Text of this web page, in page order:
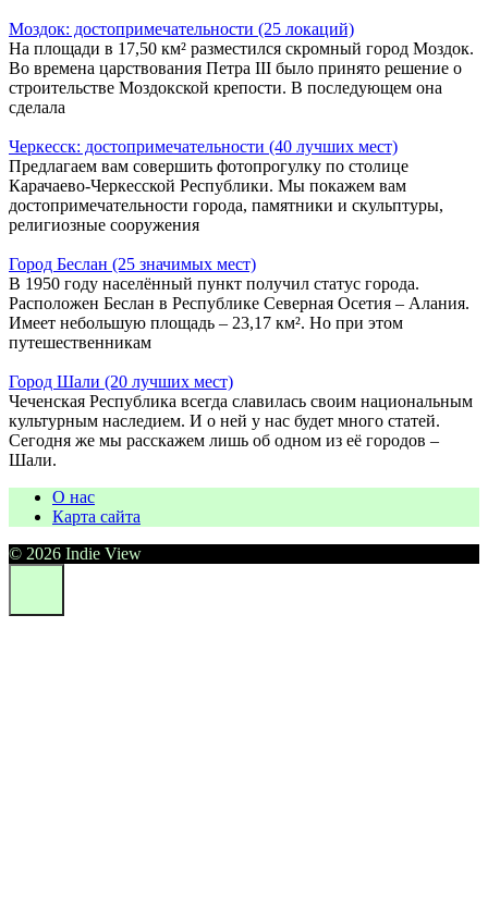
Моздок: достопримечательности (25 локаций)
На площади в 17,50 км² разместился скромный город Моздок.
Во времена царствования Петра III было принято решение о
строительстве Моздокской крепости. В последующем она
сделала
Черкесск: достопримечательности (40 лучших мест)
Предлагаем вам совершить фотопрогулку по столице
Карачаево-Черкесской Республики. Мы покажем вам
достопримечательности города, памятники и скульптуры,
религиозные сооружения
Город Беслан (25 значимых мест)
В 1950 году населённый пункт получил статус города.
Расположен Беслан в Республике Северная Осетия – Алания.
Имеет небольшую площадь – 23,17 км². Но при этом
путешественникам
Город Шали (20 лучших мест)
Чеченская Республика всегда славилась своим национальным
культурным наследием. И о ней у нас будет много статей.
Сегодня же мы расскажем лишь об одном из её городов –
Шали.
О нас
Карта сайта
© 2026 Indie View